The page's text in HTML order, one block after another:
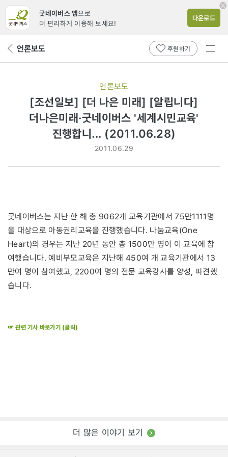
굿네이버스 앱으로
더 편리하게 이용해 보세요!
다운로드
뒤 언론보도 후원하기
전체
언론보도
[조선일보] [더 나은 미래] [알립니다]
더나은미래·굿네이버스 '세계시민교육'
진행합니... (2011.06.28)
2011.06.29
굿네이버스는 지난 한 해 총 9062개 교육기관에서 75만1111명
을 대상으로 아동권리교육을 진행했습니다. 나눔교육(One
Heart)의 경우는 지난 20년 동안 총 1500만 명이 이 교육에 참
여했습니다. 예비부모교육은 지난해 450여 개 교육기관에서 13
만여 명이 참여했고, 2200여 명의 전문 교육강사를 양성, 파견했
습니다.
☞ 관련 기사 바로가기 (클릭)
더 많은 이야기 보기